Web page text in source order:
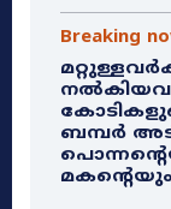
Breaking
ബമ്പർ